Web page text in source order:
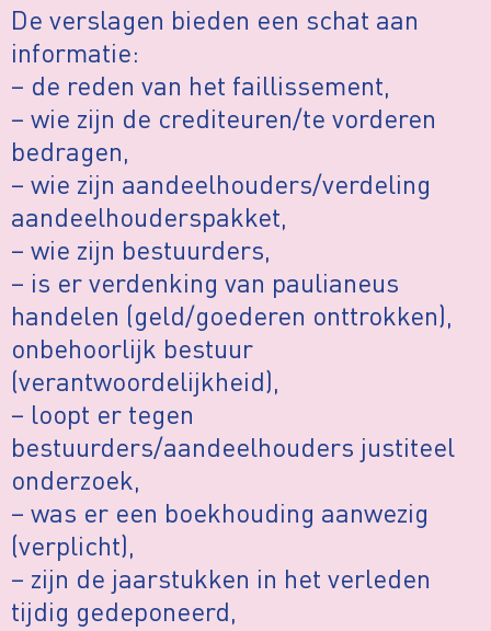
De verslagen bieden een schat aan
informatie:
– de reden van het faillissement,
– wie zijn de crediteuren/te vorderen
bedragen,
– wie zijn aandeelhouders/verdeling
aandeelhouderspakket,
– wie zijn bestuurders,
– is er verdenking van paulianeus
handelen (geld/goederen onttrokken),
onbehoorlijk bestuur
(verantwoordelijkheid),
– loopt er tegen
bestuurders/aandeelhouders justiteel
onderzoek,
– was er een boekhouding aanwezig
(verplicht),
– zijn de jaarstukken in het verleden
tijdig gedeponeerd,